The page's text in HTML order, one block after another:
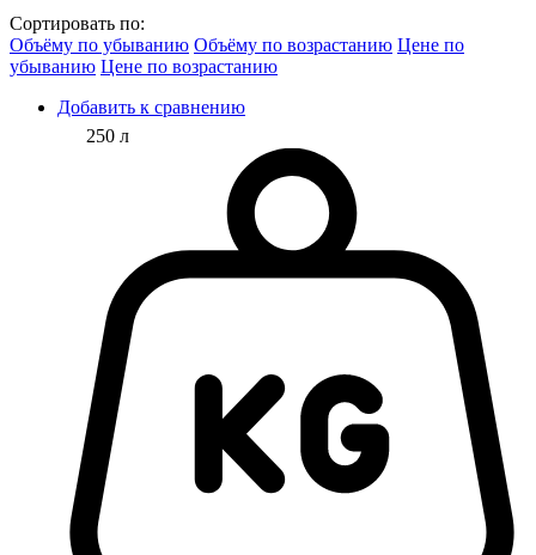
Сортировать по:
Объёму по убыванию Объёму по возрастанию Цене по
убыванию Цене по возрастанию
Добавить к сравнению
250 л